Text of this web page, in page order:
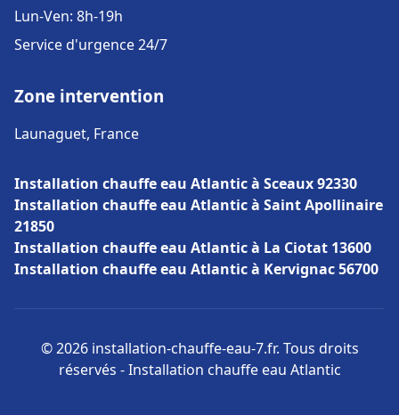
Lun-Ven: 8h-19h
Service d'urgence 24/7
Zone intervention
Launaguet, France
Installation chauffe eau Atlantic à Sceaux 92330
Installation chauffe eau Atlantic à Saint Apollinaire
21850
Installation chauffe eau Atlantic à La Ciotat 13600
Installation chauffe eau Atlantic à Kervignac 56700
© 2026 installation-chauffe-eau-7.fr. Tous droits
réservés - Installation chauffe eau Atlantic